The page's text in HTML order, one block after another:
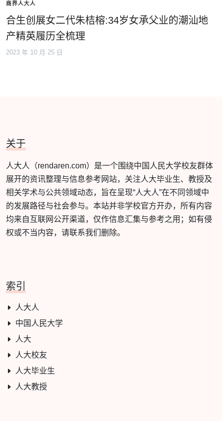
商界人大人
合生创展女二代朱桔榕:34岁女承父业的潮汕地
产精英履历全梳理
2023 年 10 月 25 日
关于
人大人（rendaren.com）是一个围绕中国人民大学校友群体
展开的资讯整理与信息参考网站，关注人大毕业生、教授及
相关学术与公共领域动态，旨在呈现“人大人”在不同领域中
的发展路径与社会参与。本站并非学校官方开办，所有内容
均来自互联网公开渠道，仅作信息汇集与参考之用；如有侵
权或不当内容，请联系我们删除。
索引
人大人
中国人民大学
人大
人大校友
人大毕业生
人大教授